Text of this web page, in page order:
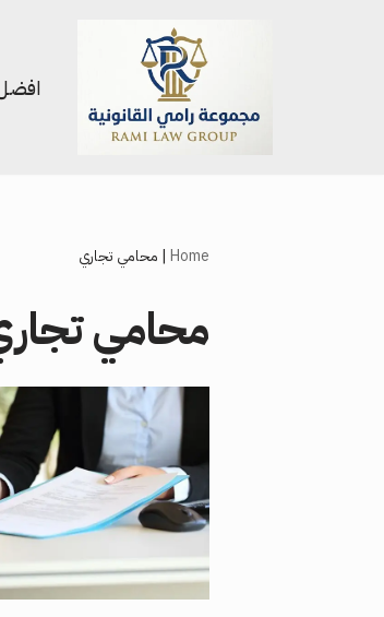
Home
| محامي تجاري
محامي